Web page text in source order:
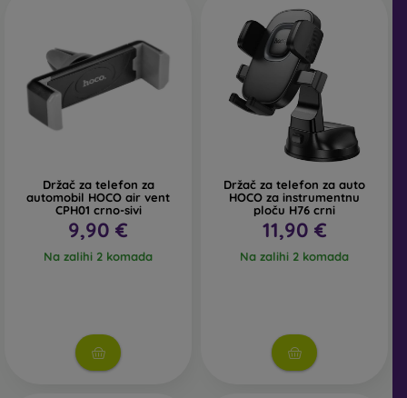
Držač za telefon za
automobil HOCO air vent
CPH01 crno-sivi
9,90 €
Na zalihi 2 komada
Držač za telefon za auto
HOCO za instrumentnu
ploču H76 crni
11,90 €
Na zalihi 2 komada